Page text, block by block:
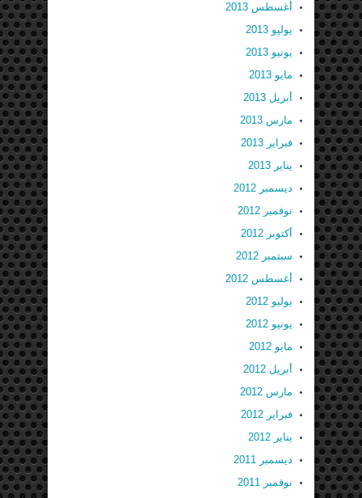
أغسطس 2013
يوليو 2013
يونيو 2013
مايو 2013
أبريل 2013
مارس 2013
فبراير 2013
يناير 2013
ديسمبر 2012
نوفمبر 2012
أكتوبر 2012
سبتمبر 2012
أغسطس 2012
يوليو 2012
يونيو 2012
مايو 2012
أبريل 2012
مارس 2012
فبراير 2012
يناير 2012
ديسمبر 2011
نوفمبر 2011